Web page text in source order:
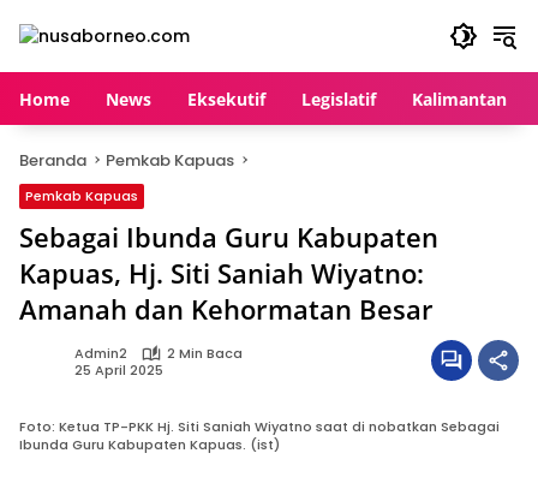
Home News Eksekutif Legislatif Kalimantan
Beranda Pemkab Kapuas
Pemkab Kapuas
Sebagai Ibunda Guru Kabupaten
Kapuas, Hj. Siti Saniah Wiyatno:
Amanah dan Kehormatan Besar
Admin2
2 Min Baca
25 April 2025
Foto: Ketua TP-PKK Hj. Siti Saniah Wiyatno saat di nobatkan Sebagai
Ibunda Guru Kabupaten Kapuas. (ist)